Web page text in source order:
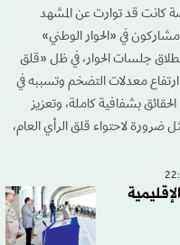
قد توارت عن المشهد
في «الحوار الوطني»
جلسات الحوار، في ظل «قلق
معدلات التضخم وتسببه في
بشفافية كاملة، وتعزيز
ضرورة لاحتواء قلق الرأي العام،